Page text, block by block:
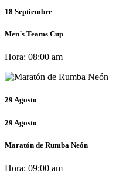
18 Septiembre
Men´s Teams Cup
Hora: 08:00 am
29 Agosto
29 Agosto
Maratón de Rumba Neón
Hora: 09:00 am